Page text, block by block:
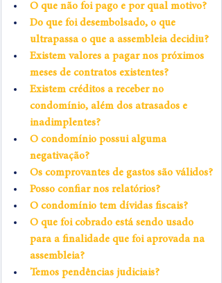
O que não foi pago e por qual motivo?
Do que foi desembolsado, o que
ultrapassa o que a assembleia decidiu?
Existem valores a pagar nos próximos
meses de contratos existentes?
Existem créditos a receber no
condomínio, além dos atrasados e
inadimplentes?
O condomínio possui alguma
negativação?
Os comprovantes de gastos são válidos?
Posso confiar nos relatórios?
O condomínio tem dívidas fiscais?
O que foi cobrado está sendo usado
para a finalidade que foi aprovada na
assembleia?
Temos pendências judiciais?